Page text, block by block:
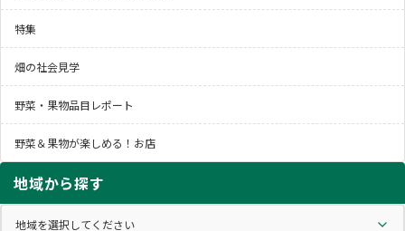
特集
畑の社会見学
野菜・果物品目レポート
野菜＆果物が楽しめる！お店
地域から探す